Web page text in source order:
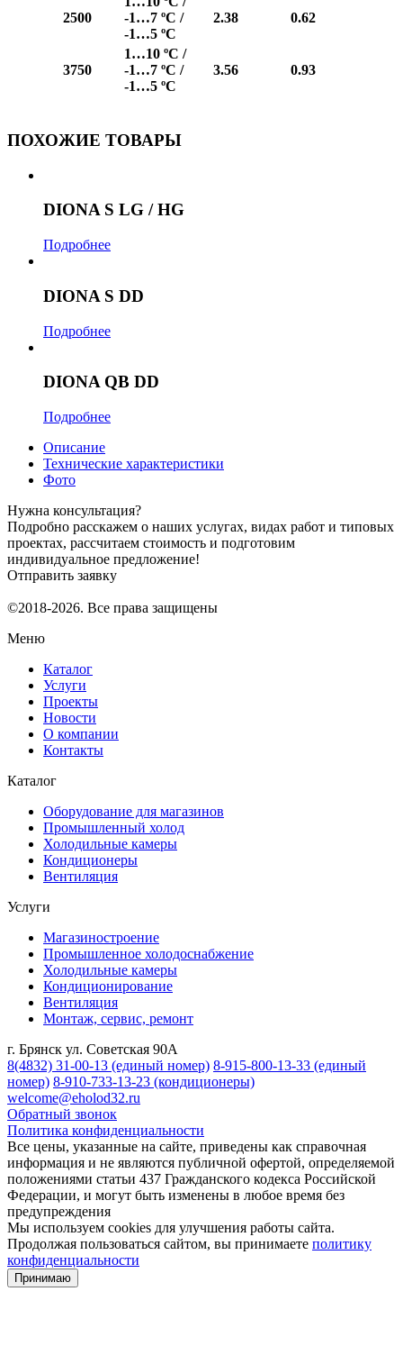
2500
-1…7 ºC /
-1…5 ºC
2.38 0.62
3750
1…10 ºC /
-1…7 ºC /
-1…5 ºC
3.56 0.93
ПОХОЖИЕ ТОВАРЫ
DIONA S LG / HG
Подробнее
DIONA S DD
Подробнее
DIONA QB DD
Подробнее
Описание
Технические характеристики
Фото
Нужна консультация?
Подробно расскажем о наших услугах, видах работ и типовых
проектах, рассчитаем стоимость и подготовим
индивидуальное предложение!
Отправить заявку
©2018-2026. Все права защищены
Меню
Каталог
Услуги
Проекты
Новости
О компании
Контакты
Каталог
Оборудование для магазинов
Промышленный холод
Холодильные камеры
Кондиционеры
Вентиляция
Услуги
Магазиностроение
Промышленное холодоснабжение
Холодильные камеры
Кондиционирование
Вентиляция
Монтаж, сервис, ремонт
г. Брянск ул. Советская 90А
8(4832) 31-00-13 (единый номер) 8-915-800-13-33 (единый
номер) 8-910-733-13-23 (кондиционеры)
welcome@eholod32.ru
Обратный звонок
Политика конфиденциальности
Все цены, указанные на сайте, приведены как справочная
информация и не являются публичной офертой, определяемой
положениями статьи 437 Гражданского кодекса Российской
Федерации, и могут быть изменены в любое время без
предупреждения
Мы используем cookies для улучшения работы сайта.
Продолжая пользоваться сайтом, вы принимаете политику
конфиденциальности
Принимаю